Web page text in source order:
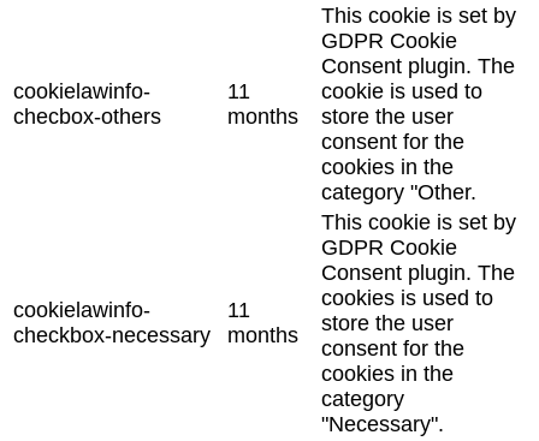
cookielawinfo-
checbox-others
11
months
This cookie is set by
GDPR Cookie
Consent plugin. The
cookie is used to
store the user
consent for the
cookies in the
category "Other.
cookielawinfo-
checkbox-necessary
11
months
This cookie is set by
GDPR Cookie
Consent plugin. The
cookies is used to
store the user
consent for the
cookies in the
category
"Necessary".